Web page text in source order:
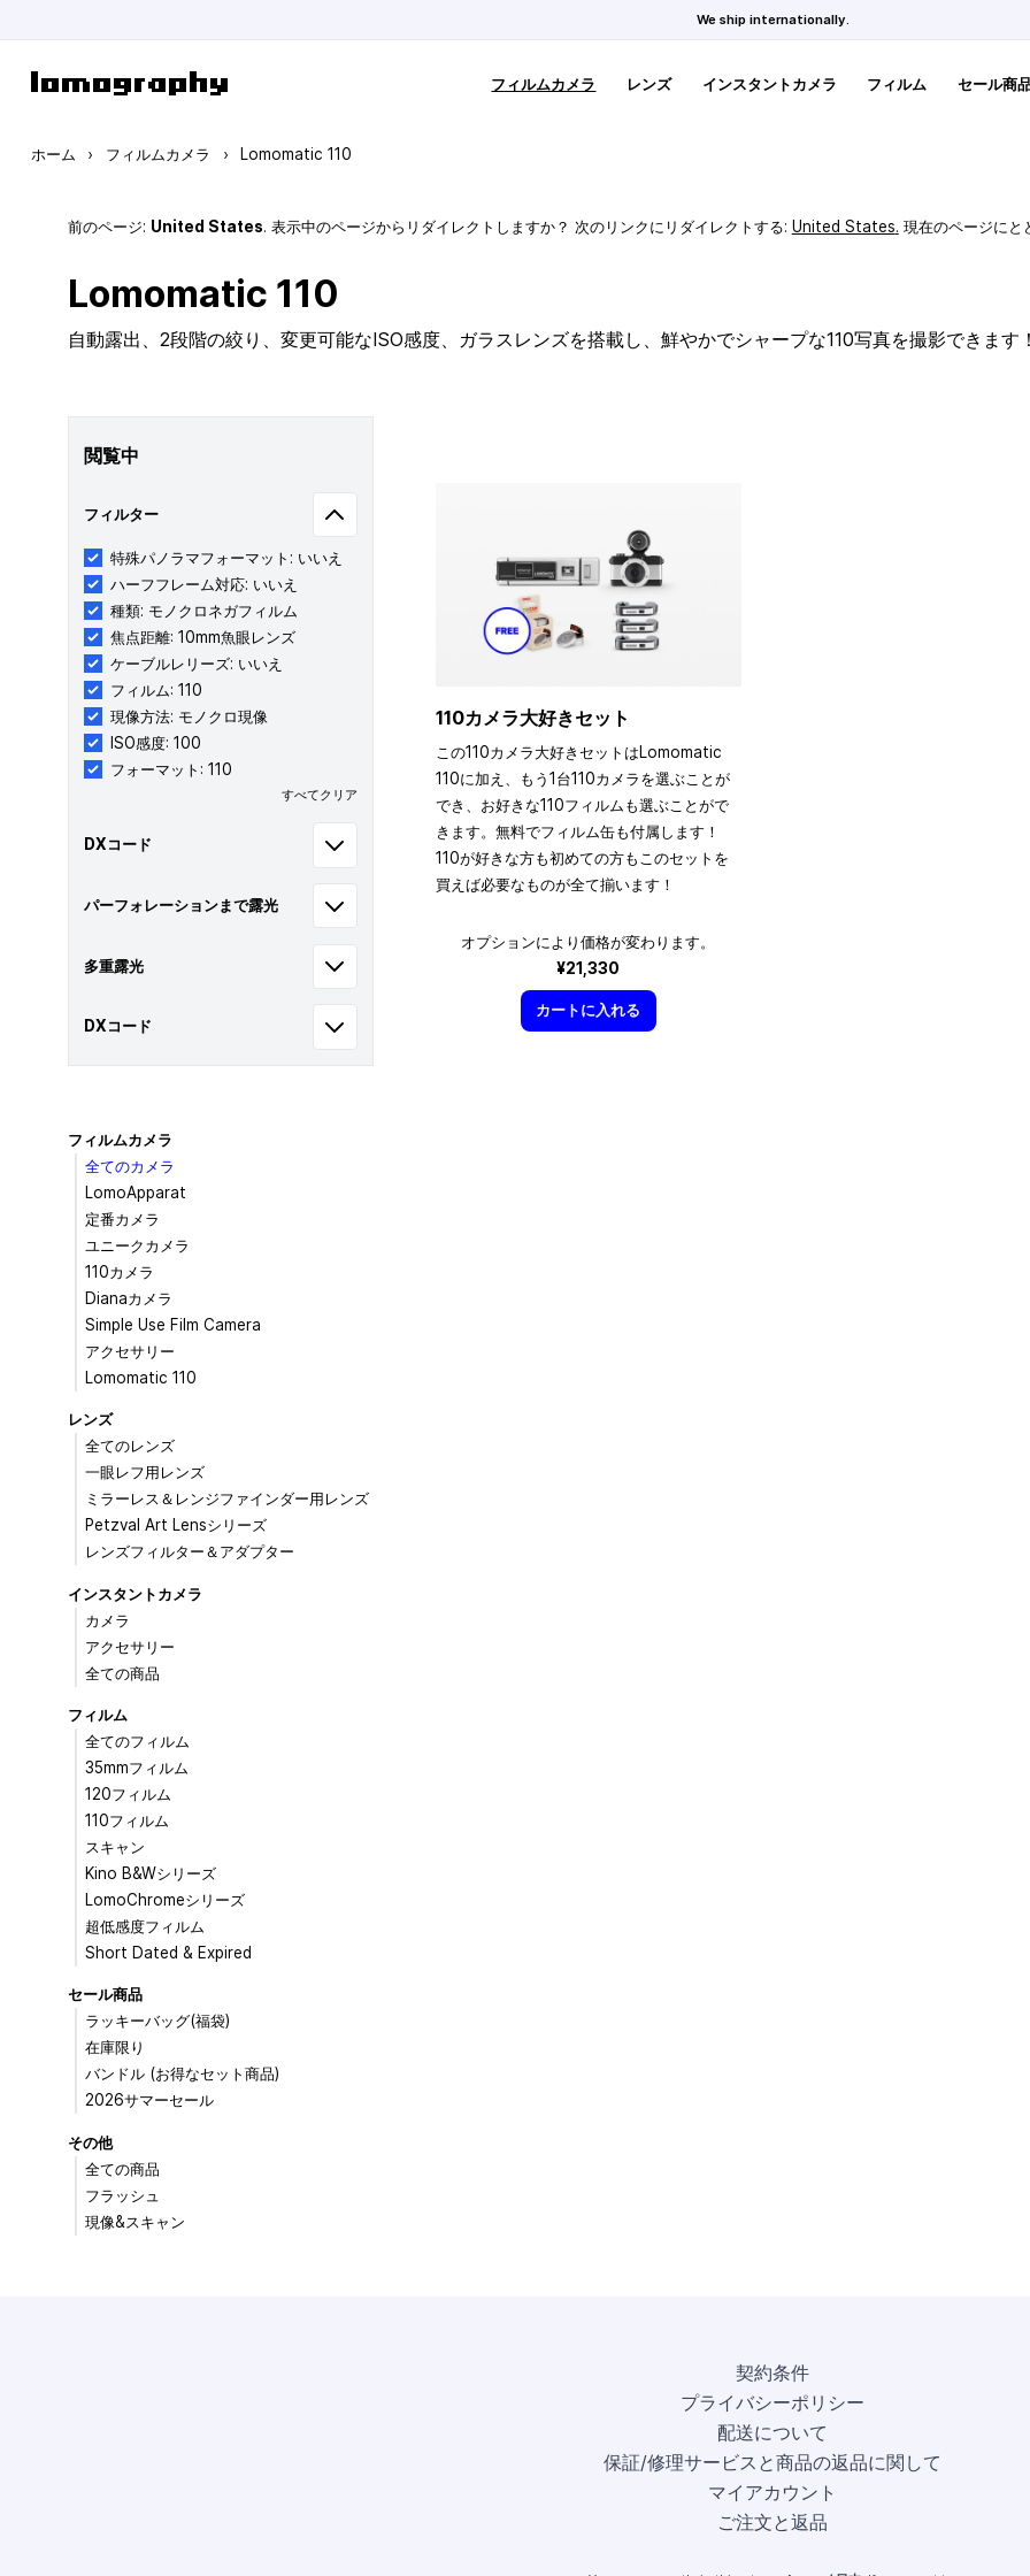
We ship internationally.
フィルムカメラ レンズ インスタントカメラ フィルム セール商
ホーム › フィルムカメラ › Lomomatic 110
前のページ: United States. 表示中のページからリダイレクトしますか？ 次のリンクにリダイレクトする: United States. 現在のページにと
Lomomatic 110
自動露出、2段階の絞り、変更可能なISO感度、ガラスレンズを搭載し、鮮やかでシャープな110写真を撮影できます
閲覧中
フィルター
特殊パノラマフォーマット: いいえ
ハーフフレーム対応: いいえ
種類: モノクロネガフィルム
焦点距離: 10mm魚眼レンズ
ケーブルレリーズ: いいえ
フィルム: 110
現像方法: モノクロ現像
ISO感度: 100
フォーマット: 110
すべてクリア
DXコード
パーフォレーションまで露光
多重露光
DXコード
110カメラ大好きセット
この110カメラ大好きセットはLomomatic
110に加え、もう1台110カメラを選ぶことが
でき、お好きな110フィルムも選ぶことがで
きます。無料でフィルム缶も付属します！
110が好きな方も初めての方もこのセットを
買えば必要なものが全て揃います！
オプションにより価格が変わります。
¥21,330
カートに入れる
フィルムカメラ
全てのカメラ
LomoApparat
定番カメラ
ユニークカメラ
110カメラ
Dianaカメラ
Simple Use Film Camera
アクセサリー
Lomomatic 110
レンズ
全てのレンズ
一眼レフ用レンズ
ミラーレス＆レンジファインダー用レンズ
Petzval Art Lensシリーズ
レンズフィルター＆アダプター
インスタントカメラ
カメラ
アクセサリー
全ての商品
フィルム
全てのフィルム
35mmフィルム
120フィルム
110フィルム
スキャン
Kino B&Wシリーズ
LomoChromeシリーズ
超低感度フィルム
Short Dated & Expired
セール商品
ラッキーバッグ(福袋)
在庫限り
バンドル (お得なセット商品)
2026サマーセール
その他
全ての商品
フラッシュ
現像&スキャン
契約条件
プライバシーポリシー
配送について
保証/修理サービスと商品の返品に関して
マイアカウント
ご注文と返品